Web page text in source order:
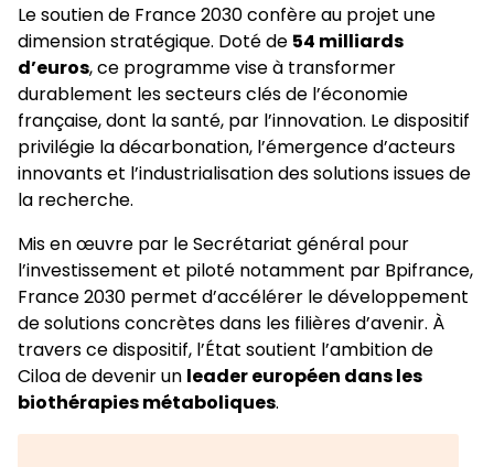
Le soutien de France 2030 confère au projet une
dimension stratégique. Doté de 54 milliards
d’euros, ce programme vise à transformer
durablement les secteurs clés de l’économie
française, dont la santé, par l’innovation. Le dispositif
privilégie la décarbonation, l’émergence d’acteurs
innovants et l’industrialisation des solutions issues de
la recherche.
Mis en œuvre par le Secrétariat général pour
l’investissement et piloté notamment par Bpifrance,
France 2030 permet d’accélérer le développement
de solutions concrètes dans les filières d’avenir. À
travers ce dispositif, l’État soutient l’ambition de
Ciloa de devenir un leader européen dans les
biothérapies métaboliques.